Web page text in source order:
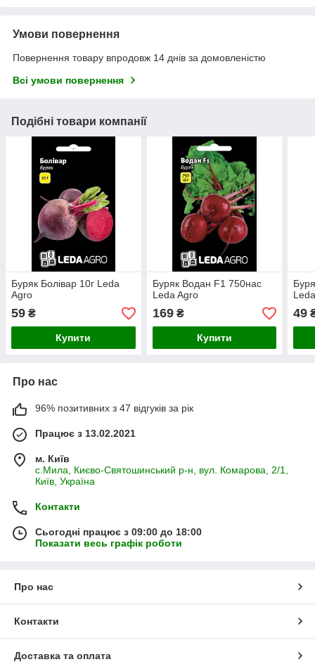
Умови повернення
Повернення товару впродовж 14 днів за домовленістю
Всі умови повернення
Подібні товари компанії
Буряк Болівар 10г Leda
Agro
59 ₴
Купити
Буряк Водан F1 750нас
Leda Agro
169₴
Купити
49
Про нас
96% позитивних з 47 відгуків за рік
Працює з 13.02.2021
м. Київ
с.Мила, Києво-Святошинський р-н, вул. Комарова, 2/1,
Київ, Україна
Контакти
Сьогодні працює з 09:00 до 18:00
Показати весь графік роботи
Про нас
Контакти
Доставка та оплата